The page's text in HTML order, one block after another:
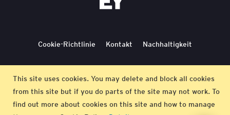
This site uses cookies. You may delete and block all cookies
from this site but if you do parts of the site may not work. To
find out more about cookies on this site and how to manage
Cookie-Richtlinie Kontakt Nachhaltigkeit
Impressum